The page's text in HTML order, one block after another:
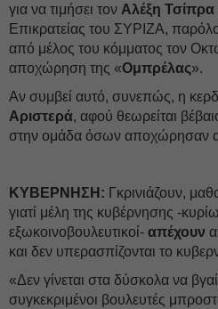
για να τιμήσει τον Αλέξη Τσίπρα
Επικρατείας του ΣΥΡΙΖΑ,
από μέλος του κόμματος τον
αποχώρηση της «Ομπρέλας».
Αν συμβεί αυτό, συνεπώς, η
Αριστερά, αφού θεωρείται
στην ομάδα όσων αποχώρησαν
ΚΥΒΕΡΝΗΣΗ: Γκρινιάζουν,
γιατί μέλη της κυβέρνησης -
εξωκοινοβουλευτικοί- απέχουν
και δεν υπερασπίζονται το
«Δεν γίνεται στα δύσκολα να
συγκεκριμένοι βουλευτές